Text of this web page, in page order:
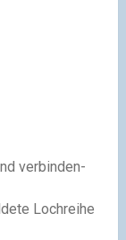
verbinden-
Lochreihe